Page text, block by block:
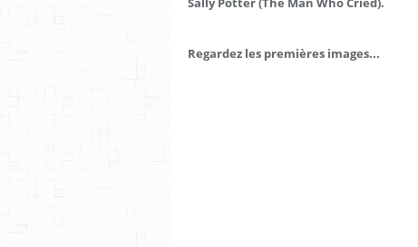
Regardez les premières images...